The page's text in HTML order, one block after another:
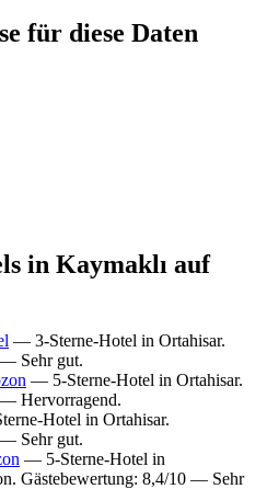
für diese Daten
in Kaymaklı auf
— 3-Sterne-Hotel in Ortahisar.
Sehr gut.
— 5-Sterne-Hotel in Ortahisar.
Hervorragend.
Hotel in Ortahisar.
Sehr gut.
— 5-Sterne-Hotel in
Gästebewertung: 8,4/10 — Sehr